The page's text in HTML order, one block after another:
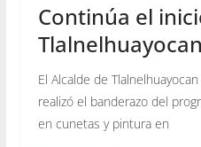
Continúa el
Tlalnelhuayocan
El Alcalde de
realizó el banderazo del
en cunetas y pintura en